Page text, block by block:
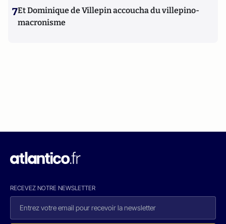
7Et Dominique de Villepin accoucha du villepino-
macronisme
RECEVEZ NOTRE NEWSLETTER